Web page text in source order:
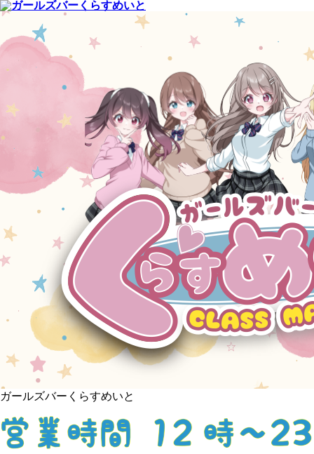
ガールズバーくらすめいと